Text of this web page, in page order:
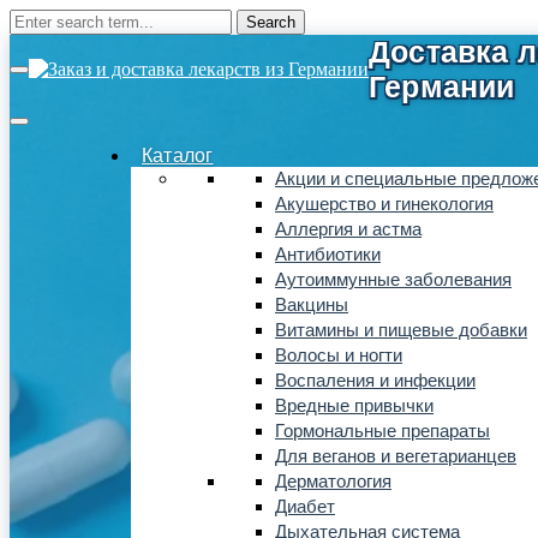
Каталог
Акции и специальные
Акушерство и гинекология
Аллергия и астма
Антибиотики
Аутоиммунные заболевания
Вакцины
Витамины и пищевые добавки
Волосы и ногти
Воспаления и инфекции
Вредные привычки
Гормональные препараты
Для веганов и вегетарианцев
Дерматология
Диабет
Дыхательная система